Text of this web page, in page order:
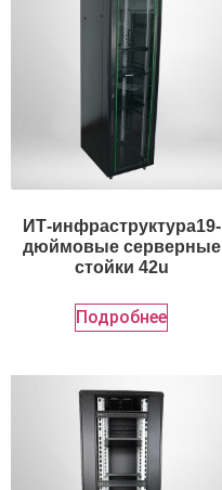
ИТ-инфраструктура19-
дюймовые серверные
стойки 42u
Подробнее